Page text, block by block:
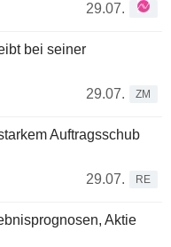
29.07.
bei seiner
29.07.
ZM
Auftragsschub
29.07.
RE
Aktie